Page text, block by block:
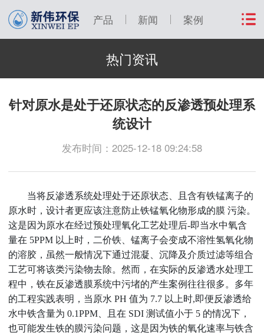
产品 新闻 案例
热门资讯
针对原水是处于还原状态的反渗透预处理系
统设计
发布时间：2025-12-18 09:24:58
当将反渗透系统处理处于还原状态、且含有铁锰离子的
原水时，设计者更应该注意防止铁锰氧化物形成的膜 污染。
这是因为原水在经过预处理氧化工艺处理后-即当水中氧含
量在 5PPM 以上时，二价铁、锰离子会变成不溶性氢氧化物
的溶胶，虽然一般情况下通过混凝、沉降及介质过滤等组合
工艺可将该类污染物去除。然而，在实际的反渗透水处理工
程中，铁在反渗透膜系统中污堵的产生案例往往很多。多年
的工程实践表明，当原水 PH 值为 7.7 以上时,即便反渗透给
水中铁含量为 0.1PPM、且在 SDI 测试值小于 5 的情况下，
也可能发生铁的膜污染问题，这是因为铁的氧化速率与铁含